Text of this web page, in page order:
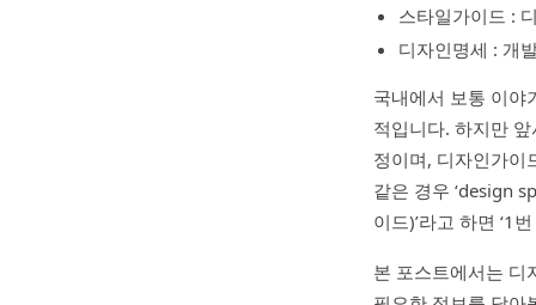
스타일가이드 :
디자인명세 : 개
국내에서 보통 이야
적입니다. 하지만
정이며, 디자인가이
같은 경우 ‘design
이드)’라고 하면 ‘1
본 포스트에서는 디